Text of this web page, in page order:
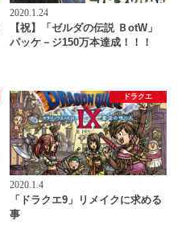
2020.1.24
【祝】「ゼルダの伝説 ＢotW」
パッケ－ジ150万本達成！！！
ドラクエ
2020.1.4
「ドラクエ9」リメイクに求める
事